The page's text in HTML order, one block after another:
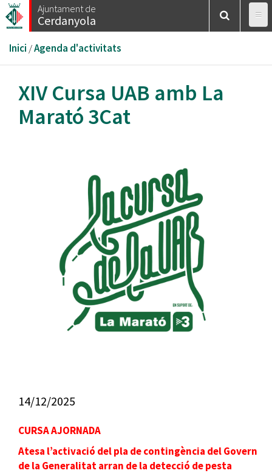
Vés
al
Ajuntament de
Cerdanyola
Esteu
aquí
Inici /Agenda d'activitats
XIV Cursa UAB amb La
Marató 3Cat
14/12/2025
CURSA AJORNADA
Atesa l’activació del pla de contingència del Govern
de la Generalitat arran de la detecció de pesta